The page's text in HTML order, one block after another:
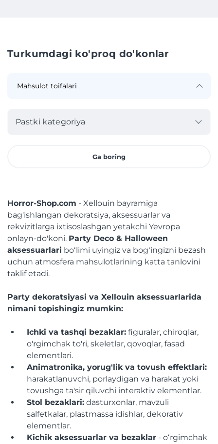
Turkumdagi ko'proq do'konlar
Pastki kategoriya
Ga boring
Horror-Shop.com - Xellouin bayramiga
bag'ishlangan dekoratsiya, aksessuarlar va
rekvizitlarga ixtisoslashgan yetakchi Yevropa
onlayn-do'koni. Party Deco & Halloween
aksessuarlari boʻlimi uyingiz va bogʻingizni bezash
uchun atmosfera mahsulotlarining katta tanlovini
taklif etadi.
Party dekoratsiyasi va Xellouin aksessuarlarida
nimani topishingiz mumkin:
Ichki va tashqi bezaklar: figuralar, chiroqlar,
o'rgimchak to'ri, skeletlar, qovoqlar, fasad
elementlari.
Animatronika, yorug'lik va tovush effektlari:
harakatlanuvchi, porlaydigan va harakat yoki
tovushga ta'sir qiluvchi interaktiv elementlar.
Stol bezaklari: dasturxonlar, mavzuli
salfetkalar, plastmassa idishlar, dekorativ
elementlar.
Kichik aksessuarlar va bezaklar - oʻrgimchak